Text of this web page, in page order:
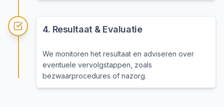
4. Resultaat & Evaluatie
We monitoren het resultaat en adviseren over
eventuele vervolgstappen, zoals
bezwaarprocedures of nazorg.